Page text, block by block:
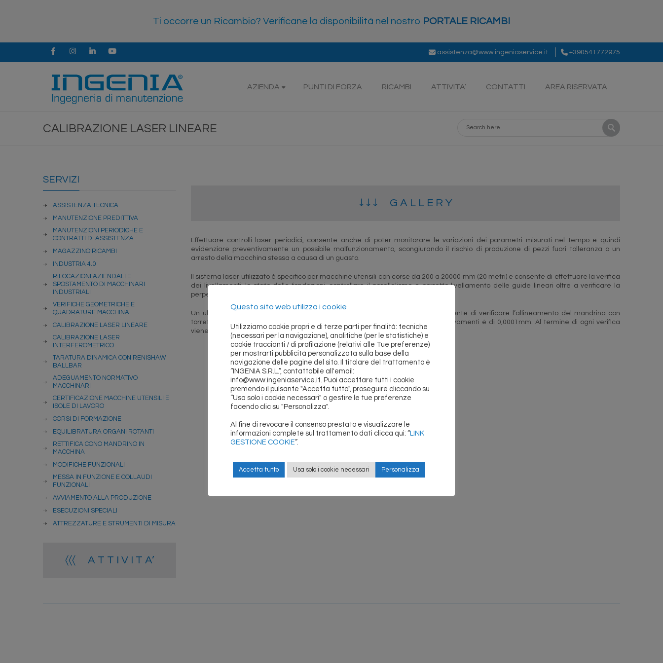
Ti occorre un Ricambio? Verificane la disponibilità nel nostro PORTALE RICAMBI
assistenza@www.ingeniaservice.it +390541772975
AZIENDA PUNTI DI FORZA RICAMBI ATTIVITA’ CONTATTI AREA RISERVATA
CALIBRAZIONE LASER LINEARE
SERVIZI
ASSISTENZA TECNICA
MANUTENZIONE PREDITTIVA
MANUTENZIONI PERIODICHE E
CONTRATTI DI ASSISTENZA
MAGAZZINO RICAMBI
INDUSTRIA 4.0
RILOCAZIONI AZIENDALI E
SPOSTAMENTO DI MACCHINARI
INDUSTRIALI
VERIFICHE GEOMETRICHE E
QUADRATURE MACCHINA
CALIBRAZIONE LASER LINEARE
CALIBRAZIONE LASER
INTERFEROMETRICO
TARATURA DINAMICA CON RENISHAW
BALLBAR
ADEGUAMENTO NORMATIVO
MACCHINARI
CERTIFICAZIONE MACCHINE UTENSILI E
ISOLE DI LAVORO
CORSI DI FORMAZIONE
EQUILIBRATURA ORGANI ROTANTI
RETTIFICA CONO MANDRINO IN
MACCHINA
MODIFICHE FUNZIONALI
MESSA IN FUNZIONE E COLLAUDI
FUNZIONALI
AVVIAMENTO ALLA PRODUZIONE
ESECUZIONI SPECIALI
ATTREZZATURE E STRUMENTI DI MISURA
〈〈〈 A T T I V I T A’
↓ ↓ ↓ G A L L E R Y
Effettuare controlli laser periodici, consente anche di poter monitorare le variazioni dei parametri misurati nel tempo e quindi
evidenziare preventivamente un possibile malfunzionamento, scongiurando il rischio di produzione di pezzi fuori tolleranza o un
arresto della macchina stessa a causa di un guasto.
Il sistema laser utilizzato è specifico per macchine utensili con corse da 200 a 20000 mm (20 metri) e consente di effettuare la verifica
dei livellamenti, lo stato delle fondazioni, controllare il parallelismo e corretto livellamento delle guide lineari oltre a verificare la
perpendicolarità tra mandrino e piano di lavoro.
Un ulteriore campo di utilizzo dello strumento si ha inoltre sui torni, dove consente di verificare l’allineamento del mandrino con
torretta e contropunta o contromandrino. La risoluzione dello strumento nei rilevamenti è di 0,0001mm. Al termine di ogni verifica
viene generato un report certificato con i valori rilevati e le tolleranze ISO.
Questo sito web utilizza i cookie
Utilizziamo cookie propri e di terze parti per finalità: tecniche
(necessari per la navigazione), analitiche (per le statistiche) e
cookie traccianti / di profilazione (relativi alle Tue preferenze)
per mostrarti pubblicità personalizzata sulla base della
navigazione delle pagine del sito. Il titolare del trattamento è
“INGENIA S.R.L.”, contattabile all'email:
info@www.ingeniaservice.it. Puoi accettare tutti i cookie
premendo il pulsante "Accetta tutto", proseguire cliccando su
“Usa solo i cookie necessari" o gestire le tue preferenze
facendo clic su "Personalizza".
Al fine di revocare il consenso prestato e visualizzare le
informazioni complete sul trattamento dati clicca qui: “LINK
GESTIONE COOKIE”.
Accetta tutto Usa solo i cookie necessari Personalizza